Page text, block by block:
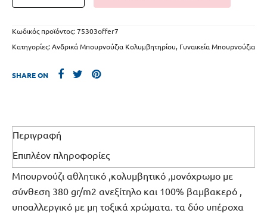
Κωδικός προϊόντος:75303offer7
Κατηγορίες:Ανδρικά Μπουρνούζια Κολυμβητηρίου, Γυναικεία Μπουρνούζια
SHARE ON
Περιγραφή
Επιπλέον πληροφορίες
Μπουρνούζι αθλητικό ,κολυμβητικό ,μονόχρωμο με
σύνθεση 380 gr/m2 ανεξίτηλο και 100% βαμβακερό ,
υποαλλεργικό με μη τοξικά χρώματα. τα δύο υπέροχα